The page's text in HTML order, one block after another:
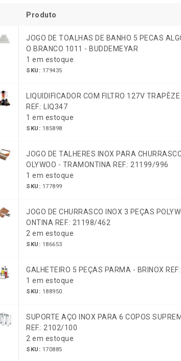
Produto
JOGO DE TOALHAS DE BANHO 5 PECAS
O BRANCO 1011 - BUDDEMEYAR
1 em estoque
SKU: 179435
LIQUIDIFICADOR COM FILTRO 127V
REF.: LIQ347
1 em estoque
SKU: 185898
JOGO DE TALHERES INOX PARA
OLYWOO - TRAMONTINA REF.: 21199/996
1 em estoque
SKU: 177899
JOGO DE CHURRASCO INOX 3 PEÇAS
ONTINA REF.: 21198/462
2 em estoque
SKU: 186653
GALHETEIRO 5 PEÇAS PARMA - BRINOX
1 em estoque
SKU: 188950
SUPORTE AÇO INOX PARA 6 COPOS
REF.: 2102/100
2 em estoque
SKU: 170885